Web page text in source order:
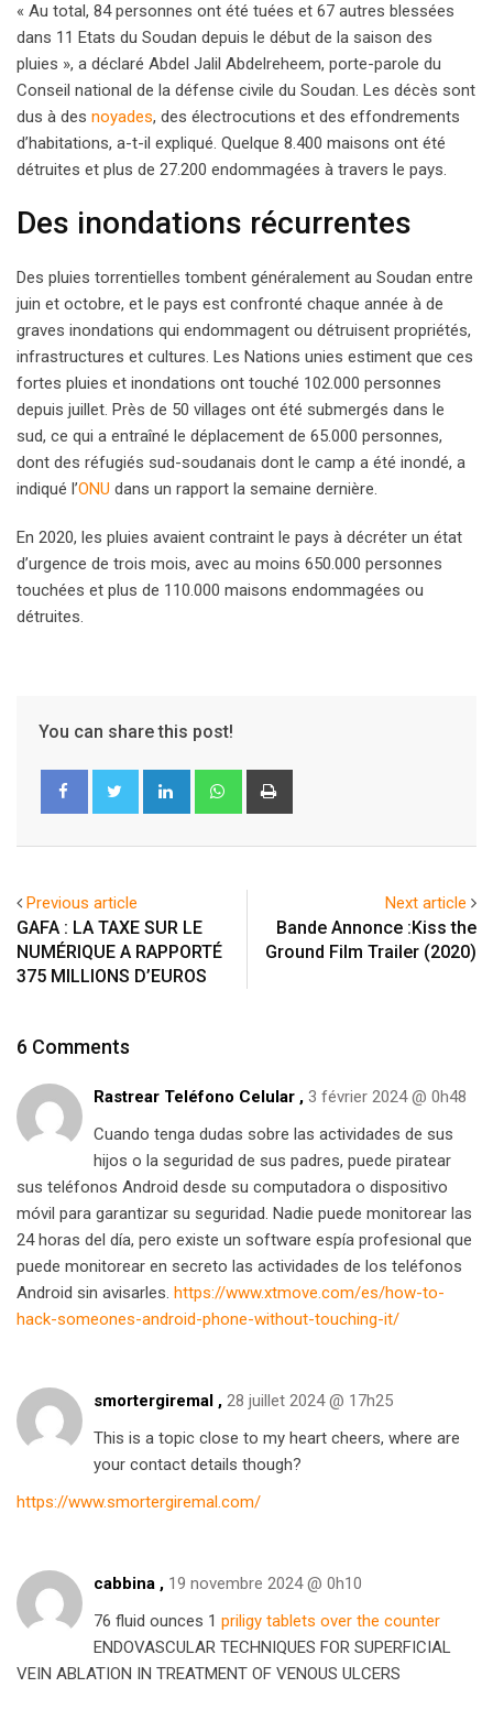
« Au total, 84 personnes ont été tuées et 67 autres blessées
dans 11 Etats du Soudan depuis le début de la saison des
pluies », a déclaré Abdel Jalil Abdelreheem, porte-parole du
Conseil national de la défense civile du Soudan. Les décès sont
dus à des noyades, des électrocutions et des effondrements
d’habitations, a-t-il expliqué. Quelque 8.400 maisons ont été
détruites et plus de 27.200 endommagées à travers le pays.
Des inondations récurrentes
Des pluies torrentielles tombent généralement au Soudan entre
juin et octobre, et le pays est confronté chaque année à de
graves inondations qui endommagent ou détruisent propriétés,
infrastructures et cultures. Les Nations unies estiment que ces
fortes pluies et inondations ont touché 102.000 personnes
depuis juillet. Près de 50 villages ont été submergés dans le
sud, ce qui a entraîné le déplacement de 65.000 personnes,
dont des réfugiés sud-soudanais dont le camp a été inondé, a
indiqué l’ONU dans un rapport la semaine dernière.
En 2020, les pluies avaient contraint le pays à décréter un état
d’urgence de trois mois, avec au moins 650.000 personnes
touchées et plus de 110.000 maisons endommagées ou
détruites.
You can share this post!
LinkedIn Whatsapp
Previous article
GAFA : LA TAXE SUR LE
NUMÉRIQUE A RAPPORTÉ
375 MILLIONS D’EUROS
Next article
Bande Annonce :Kiss the
Ground Film Trailer (2020)
6 Comments
Rastrear Teléfono Celular , 3 février 2024 @ 0h48
Cuando tenga dudas sobre las actividades de sus
hijos o la seguridad de sus padres, puede piratear
sus teléfonos Android desde su computadora o dispositivo
móvil para garantizar su seguridad. Nadie puede monitorear las
24 horas del día, pero existe un software espía profesional que
puede monitorear en secreto las actividades de los teléfonos
Android sin avisarles. https://www.xtmove.com/es/how-to-
hack-someones-android-phone-without-touching-it/
smortergiremal , 28 juillet 2024 @ 17h25
This is a topic close to my heart cheers, where are
your contact details though?
https://www.smortergiremal.com/
cabbina , 19 novembre 2024 @ 0h10
76 fluid ounces 1 priligy tablets over the counter
ENDOVASCULAR TECHNIQUES FOR SUPERFICIAL
VEIN ABLATION IN TREATMENT OF VENOUS ULCERS